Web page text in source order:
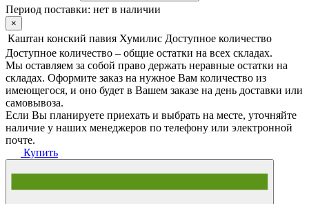
Период поставки: нет в наличии
×
Каштан конский павия Хумилис Доступное количество
Доступное количество – общие остатки на всех складах.
Мы оставляем за собой право держать неравные остатки на
складах. Оформите заказ на нужное Вам количество из
имеющегося, и оно будет в Вашем заказе на день доставки или
самовывоза.
Если Вы планируете приехать и выбрать на месте, уточняйте
наличие у наших менеджеров по телефону или электронной
почте.
Купить